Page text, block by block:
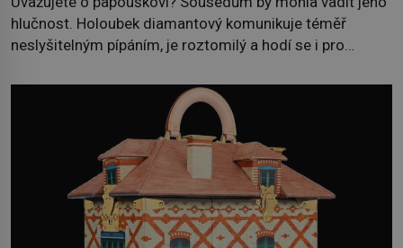
hlučnost. Holoubek diamantový komunikuje téměř
neslyšitelným pípáním, je roztomilý a hodí se i pro
klidného ptáčka, který většinu dne jen posedává. Hodně
času tráví na zemi, kde sbírá zbytky semínek Jeho
domovinou je prakticky celá Austrálie s výjimkou
pobřežní oblasti. […]